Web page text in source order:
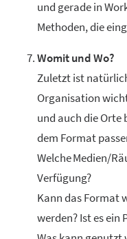
und gerade in
Methoden, die
Womit und Wo?
Zuletzt ist
Organisation
und auch die Orte
dem Format
Welche Medien/
Verfügung?
Kann das Format
werden? Ist es ein